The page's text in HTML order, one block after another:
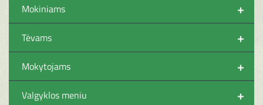
+
Mokiniams
+
Tėvams
+
Mokytojams
+
Valgyklos meniu